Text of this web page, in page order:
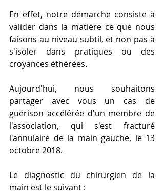
En effet, notre démarche consiste à
valider dans la matière ce que nous
faisons au niveau subtil, et non pas à
s'isoler dans pratiques ou des
croyances éthérées.
Aujourd'hui, nous souhaitons
partager avec vous un cas de
guérison accélérée d'un membre de
l'association, qui s'est fracturé
l'annulaire de la main gauche, le 13
octobre 2018.
Le diagnostic du chirurgien de la
main est le suivant :